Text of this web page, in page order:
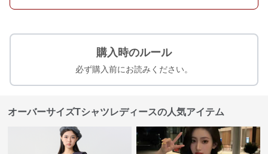
購入時のルール
必ず購入前にお読みください。
オーバーサイズTシャツレディースの人気アイテム